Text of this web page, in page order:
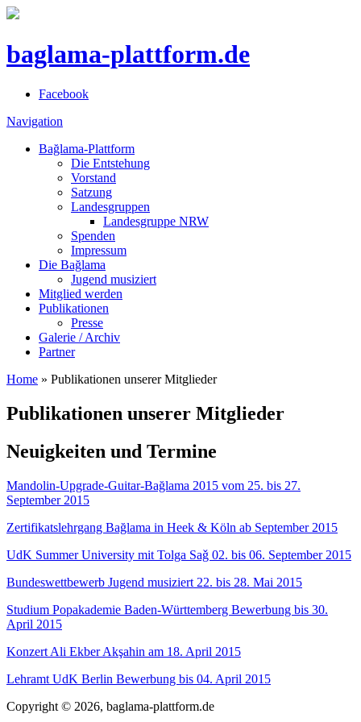
baglama-plattform.de
Facebook
Navigation
Bağlama-Plattform
Die Entstehung
Vorstand
Satzung
Landesgruppen
Landesgruppe NRW
Spenden
Impressum
Die Bağlama
Jugend musiziert
Mitglied werden
Publikationen
Presse
Galerie / Archiv
Partner
Home » Publikationen unserer Mitglieder
Publikationen unserer Mitglieder
Neuigkeiten und Termine
Mandolin-Upgrade-Guitar-Bağlama 2015 vom 25. bis 27.
September 2015
Zertifikatslehrgang Bağlama in Heek & Köln ab September 2015
UdK Summer University mit Tolga Saǧ 02. bis 06. September 2015
Bundeswettbewerb Jugend musiziert 22. bis 28. Mai 2015
Studium Popakademie Baden-Württemberg Bewerbung bis 30.
April 2015
Konzert Ali Ekber Akşahin am 18. April 2015
Lehramt UdK Berlin Bewerbung bis 04. April 2015
Copyright © 2026, baglama-plattform.de